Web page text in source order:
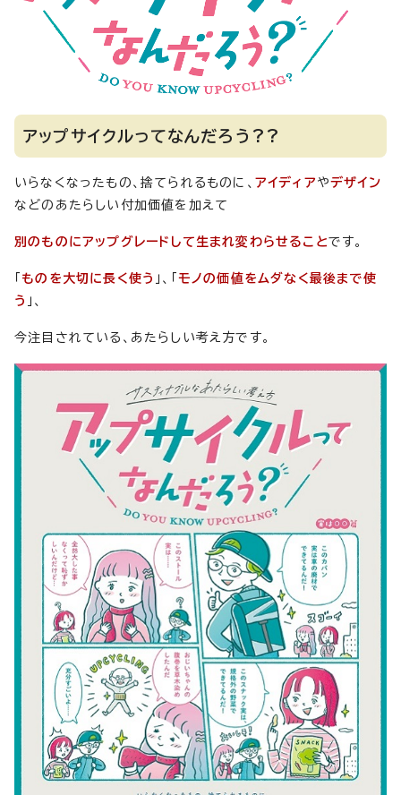
アップサイクルってなんだろう??
いらなくなったもの、捨てられるものに、 アイディア やデザイン
などのあたらしい付加価値を加えて
別のものにアップグレードして生まれ変わらせることです。
ものを大切に長く使う 」、「 モノの価値をムダなく最後まで使
う 」、
今注目されている、あたらしい考え方です。